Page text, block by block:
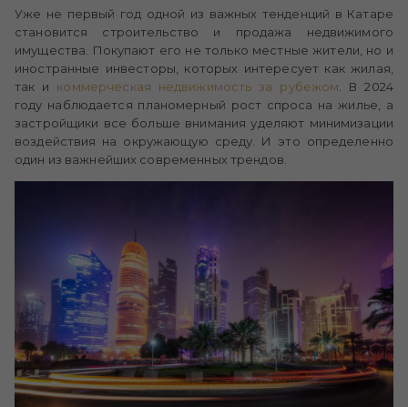
Уже не первый год одной из важных тенденций в Катаре
становится строительство и продажа недвижимого
имущества. Покупают его не только местные жители, но и
иностранные инвесторы, которых интересует как жилая,
так и коммерческая недвижимость за рубежом . В 2024
году наблюдается планомерный рост спроса на жилье, а
застройщики все больше внимания уделяют минимизации
воздействия на окружающую среду. И это определенно
один из важнейших современных трендов.